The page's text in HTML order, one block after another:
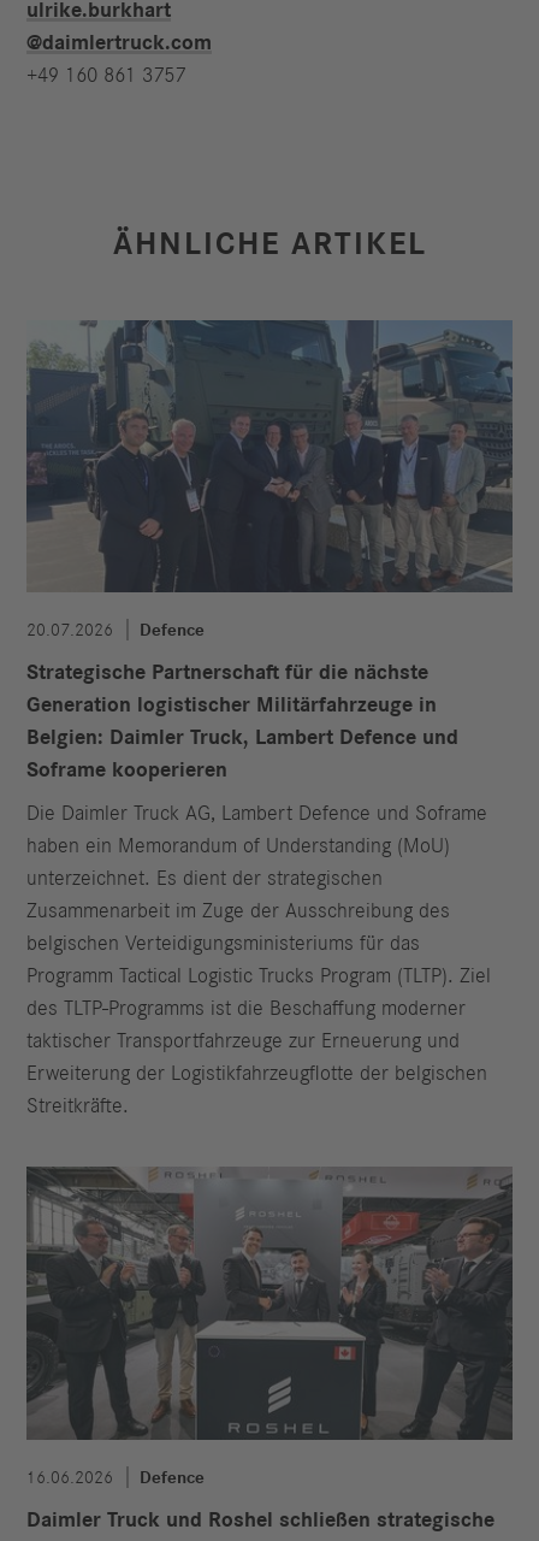
ulrike.burkhart​
@daimlertruck.com
+49 160 861 3757
ÄHNLICHE ARTIKEL
20.07.2026 Defence
Strategische Partnerschaft für die nächste
Generation logistischer Militärfahrzeuge in
Belgien: Daimler Truck, Lambert Defence und
Soframe kooperieren
Die Daimler Truck AG, Lambert Defence und Soframe
haben ein Memorandum of Understanding (MoU)
unterzeichnet. Es dient der strategischen
Zusammenarbeit im Zuge der Ausschreibung des
belgischen Verteidigungsministeriums für das
Programm Tactical Logistic Trucks Program (TLTP). Ziel
des TLTP-Programms ist die Beschaffung moderner
taktischer Transportfahrzeuge zur Erneuerung und
Erweiterung der Logistikfahrzeugflotte der belgischen
Streitkräfte.
16.06.2026 Defence
Daimler Truck und Roshel schließen strategische